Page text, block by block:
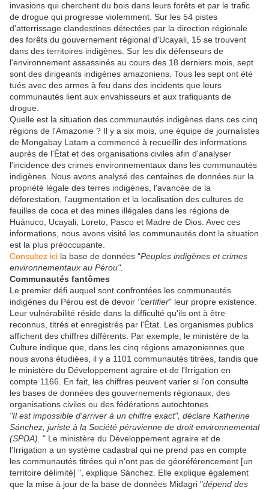
invasions qui cherchent du bois dans leurs forêts et par le trafic
de drogue qui progresse violemment. Sur les 54 pistes
d'atterrissage clandestines détectées par la direction régionale
des forêts du gouvernement régional d'Ucayali, 15 se trouvent
dans des territoires indigènes. Sur les dix défenseurs de
l'environnement assassinés au cours des 18 derniers mois, sept
sont des dirigeants indigènes amazoniens. Tous les sept ont été
tués avec des armes à feu dans des incidents que leurs
communautés lient aux envahisseurs et aux trafiquants de
drogue.
Quelle est la situation des communautés indigènes dans ces cinq
régions de l'Amazonie ? Il y a six mois, une équipe de journalistes
de Mongabay Latam a commencé à recueillir des informations
auprès de l'État et des organisations civiles afin d'analyser
l'incidence des crimes environnementaux dans les communautés
indigènes. Nous avons analysé des centaines de données sur la
propriété légale des terres indigènes, l'avancée de la
déforestation, l'augmentation et la localisation des cultures de
feuilles de coca et des mines illégales dans les régions de
Huánuco, Ucayali, Loreto, Pasco et Madre de Dios. Avec ces
informations, nous avons visité les communautés dont la situation
est la plus préoccupante.
Consultez ici la base de données "Peuples indigènes et crimes
environnementaux au Pérou".
Communautés fantômes
Le premier défi auquel sont confrontées les communautés
indigènes du Pérou est de devoir "certifier" leur propre existence.
Leur vulnérabilité réside dans la difficulté qu'ils ont à être
reconnus, titrés et enregistrés par l'État. Les organismes publics
affichent des chiffres différents. Par exemple, le ministère de la
Culture indique que, dans les cinq régions amazoniennes que
nous avons étudiées, il y a 1101 communautés titrées, tandis que
le ministère du Développement agraire et de l'Irrigation en
compte 1166. En fait, les chiffres peuvent varier si l'on consulte
les bases de données des gouvernements régionaux, des
organisations civiles ou des fédérations autochtones.
"Il est impossible d'arriver à un chiffre exact", déclare Katherine
Sánchez, juriste à la Société péruvienne de droit environnemental
(SPDA). " Le ministère du Développement agraire et de
l'Irrigation a un système cadastral qui ne prend pas en compte
les communautés titrées qui n'ont pas de géoréférencement [un
territoire délimité] ", explique Sánchez. Elle explique également
que la mise à jour de la base de données Midagri "dépend des